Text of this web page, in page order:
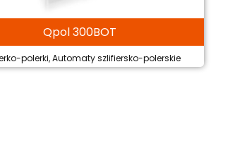
Qpol 300BOT
polerki, Automaty szlifiersko-polerskie